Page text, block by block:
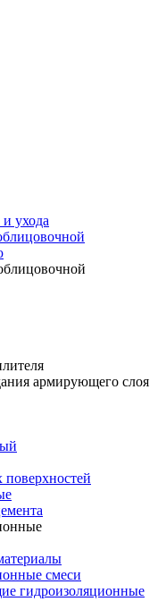
ухода
армирующего слоя
смеси
гидроизоляционные